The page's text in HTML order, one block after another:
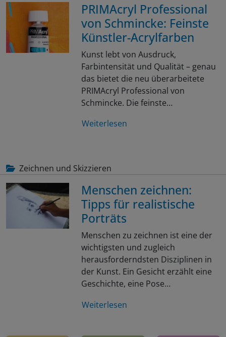
PRIMAcryl Professional
von Schmincke: Feinste
Künstler-Acrylfarben
Kunst lebt von Ausdruck,
Farbintensität und Qualität – genau
das bietet die neu überarbeitete
PRIMAcryl Professional von
Schmincke. Die feinste…
Weiterlesen
Zeichnen und Skizzieren
Menschen zeichnen:
Tipps für realistische
Porträts
Menschen zu zeichnen ist eine der
wichtigsten und zugleich
herausforderndsten Disziplinen in
der Kunst. Ein Gesicht erzählt eine
Geschichte, eine Pose…
Weiterlesen